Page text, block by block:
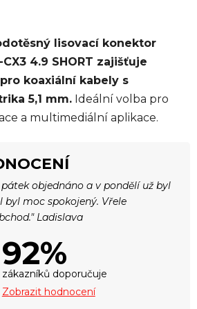
lisovací konektor
4.9 SHORT zajišťuje
koaxiální kabely s
5,1 mm. Ideální volba pro
a multimediální aplikace.
objednáno a v pondělí už byl
byl moc spokojený. Vřele
Ladislava
92%
zákazníků doporučuje
Zobrazit hodnocení